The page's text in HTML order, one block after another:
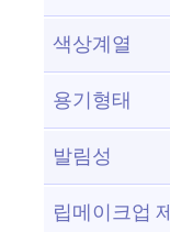
색상계열
용기형태
발림성
립메이크업